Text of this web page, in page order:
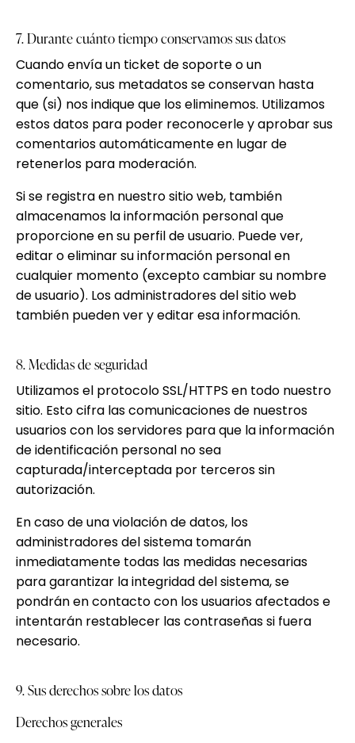
7. Durante cuánto tiempo conservamos sus datos
Cuando envía un ticket de soporte o un
comentario, sus metadatos se conservan hasta
que (si) nos indique que los eliminemos. Utilizamos
estos datos para poder reconocerle y aprobar sus
comentarios automáticamente en lugar de
retenerlos para moderación.
Si se registra en nuestro sitio web, también
almacenamos la información personal que
proporcione en su perfil de usuario. Puede ver,
editar o eliminar su información personal en
cualquier momento (excepto cambiar su nombre
de usuario). Los administradores del sitio web
también pueden ver y editar esa información.
8. Medidas de seguridad
Utilizamos el protocolo SSL/HTTPS en todo nuestro
sitio. Esto cifra las comunicaciones de nuestros
usuarios con los servidores para que la información
de identificación personal no sea
capturada/interceptada por terceros sin
autorización.
En caso de una violación de datos, los
administradores del sistema tomarán
inmediatamente todas las medidas necesarias
para garantizar la integridad del sistema, se
pondrán en contacto con los usuarios afectados e
intentarán restablecer las contraseñas si fuera
necesario.
9. Sus derechos sobre los datos
Derechos generales